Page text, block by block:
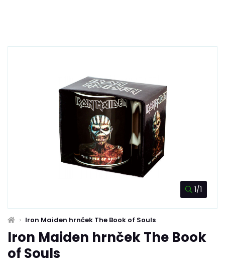
1/1
Iron Maiden hrnček The Book of Souls
Iron Maiden hrnček The Book
of Souls